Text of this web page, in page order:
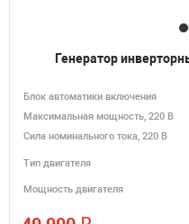
Генератор
Блок автоматики включения
Максимальная мощность, 220 В
Сила номинального тока, 220 В
Тип двигателя
Мощность двигателя